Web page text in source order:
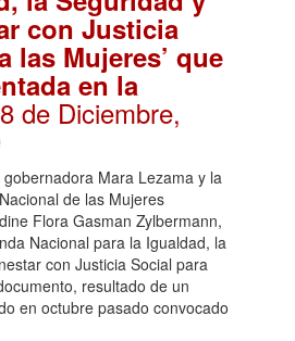
con Justicia
las Mujeres’ que
en la
de Diciembre,
Mara Lezama y la
de las Mujeres
Flora Gasman Zylbermann,
Nacional para la Igualdad, la
con Justicia Social para
resultado de un
en octubre pasado convocado